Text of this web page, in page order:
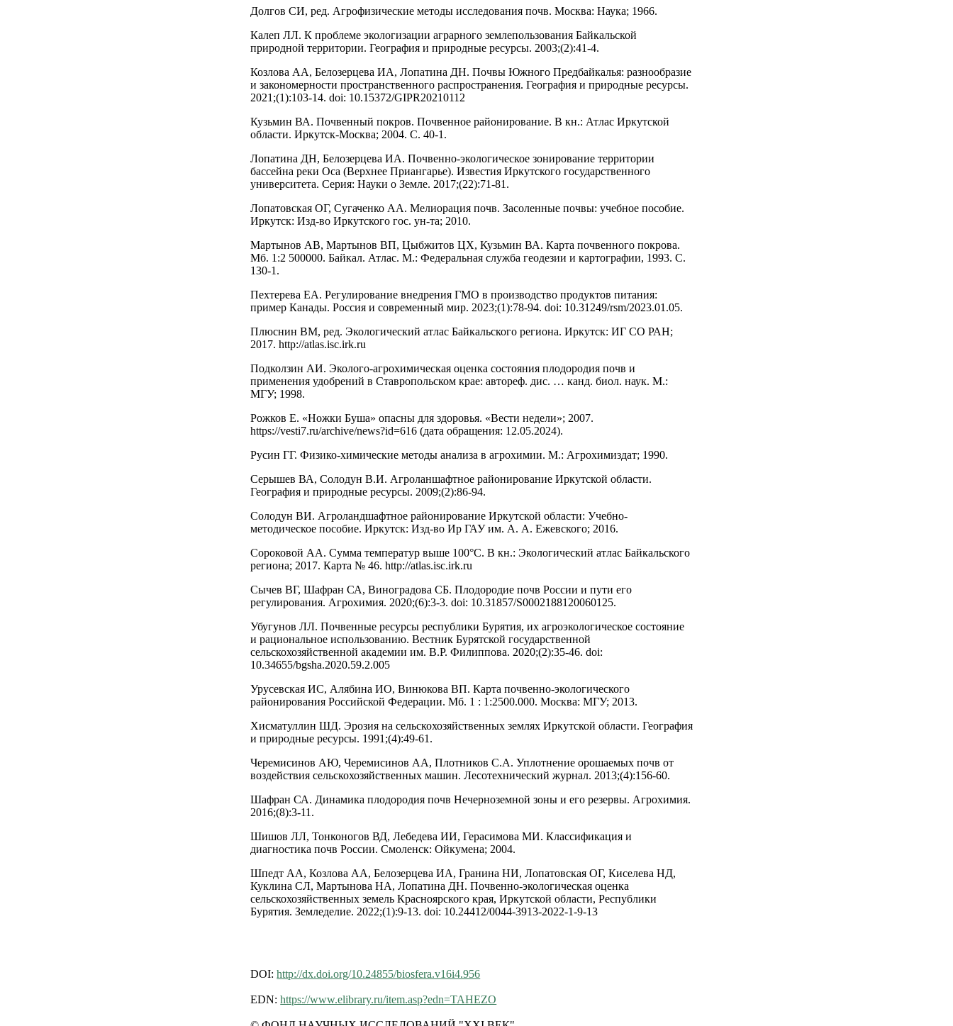
Долгов СИ, ред. Агрофизические методы исследования почв. Москва: Наука; 1966.
Калеп ЛЛ. К проблеме экологизации аграрного землепользования Байкальской
природной территории. География и природные ресурсы. 2003;(2):41-4.
Козлова АА, Белозерцева ИА, Лопатина ДН. Почвы Южного Предбайкалья: разнообразие
и закономерности пространственного распространения. География и природные ресурсы.
2021;(1):103-14. doi: 10.15372/GIPR20210112
Кузьмин ВА. Почвенный покров. Почвенное районирование. В кн.: Атлас Иркутской
области. Иркутск-Москва; 2004. С. 40-1.
Лопатина ДН, Белозерцева ИА. Почвенно-экологическое зонирование территории
бассейна реки Оса (Верхнее Приангарье). Известия Иркутского государственного
университета. Серия: Науки о Земле. 2017;(22):71-81.
Лопатовская ОГ, Сугаченко АА. Мелиорация почв. Засоленные почвы: учебное пособие.
Иркутск: Изд-во Иркутского гос. ун-та; 2010.
Мартынов АВ, Мартынов ВП, Цыбжитов ЦХ, Кузьмин ВА. Карта почвенного покрова.
Мб. 1:2 500000. Байкал. Атлас. М.: Федеральная служба геодезии и картографии, 1993. С.
130-1.
Пехтерева ЕА. Регулирование внедрения ГМО в производство продуктов питания:
пример Канады. Россия и современный мир. 2023;(1):78-94. doi: 10.31249/rsm/2023.01.05.
Плюснин ВМ, ред. Экологический атлас Байкальского региона. Иркутск: ИГ СО РАН;
2017. http://atlas.isc.irk.ru
Подколзин АИ. Эколого-агрохимическая оценка состояния плодородия почв и
применения удобрений в Ставропольском крае: автореф. дис. … канд. биол. наук. М.:
МГУ; 1998.
Рожков Е. «Ножки Буша» опасны для здоровья. «Вести недели»; 2007.
https://vesti7.ru/archive/news?id=616 (дата обращения: 12.05.2024).
Русин ГГ. Физико-химические методы анализа в агрохимии. М.: Агрохимиздат; 1990.
Серышев ВА, Солодун В.И. Агроланшафтное районирование Иркутской области.
География и природные ресурсы. 2009;(2):86-94.
Солодун ВИ. Агроландшафтное районирование Иркутской области: Учебно-
методическое пособие. Иркутск: Изд-во Ир ГАУ им. А. А. Ежевского; 2016.
Сороковой АА. Сумма температур выше 100°С. В кн.: Экологический атлас Байкальского
региона; 2017. Карта № 46. http://atlas.isc.irk.ru
Сычев ВГ, Шафран СА, Виноградова СБ. Плодородие почв России и пути его
регулирования. Агрохимия. 2020;(6):3-3. doi: 10.31857/S0002188120060125.
Убугунов ЛЛ. Почвенные ресурсы республики Бурятия, их агроэкологическое состояние
и рациональное использованию. Вестник Бурятской государственной
сельскохозяйственной академии им. В.Р. Филиппова. 2020;(2):35-46. doi:
10.34655/bgsha.2020.59.2.005
Урусевская ИС, Алябина ИО, Винюкова ВП. Карта почвенно-экологического
районирования Российской Федерации. Мб. 1 : 1:2500.000. Москва: МГУ; 2013.
Хисматуллин ШД. Эрозия на сельскохозяйственных землях Иркутской области. География
и природные ресурсы. 1991;(4):49-61.
Черемисинов АЮ, Черемисинов АА, Плотников С.А. Уплотнение орошаемых почв от
воздействия сельскохозяйственных машин. Лесотехнический журнал. 2013;(4):156-60.
Шафран СА. Динамика плодородия почв Нечерноземной зоны и его резервы. Агрохимия.
2016;(8):3-11.
Шишов ЛЛ, Тонконогов ВД, Лебедева ИИ, Герасимова МИ. Классификация и
диагностика почв России. Смоленск: Ойкумена; 2004.
Шпедт АА, Козлова АА, Белозерцева ИА, Гранина НИ, Лопатовская ОГ, Киселева НД,
Куклина СЛ, Мартынова НА, Лопатина ДН. Почвенно-экологическая оценка
сельскохозяйственных земель Красноярского края, Иркутской области, Республики
Бурятия. Земледелие. 2022;(1):9-13. doi: 10.24412/0044-3913-2022-1-9-13
DOI:http://dx.doi.org/10.24855/biosfera.v16i4.956
EDN:https://www.elibrary.ru/item.asp?edn=TAHEZO